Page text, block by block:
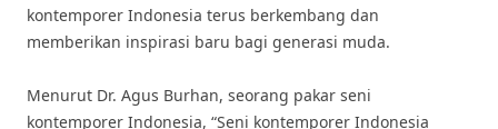
kontemporer Indonesia terus berkembang dan
memberikan inspirasi baru bagi generasi muda.
Menurut Dr. Agus Burhan, seorang pakar seni
kontemporer Indonesia, “Seni kontemporer Indonesia